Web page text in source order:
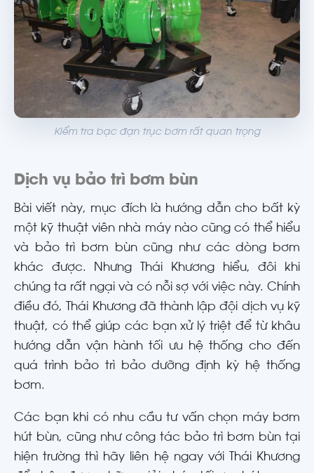
Kiểm tra bạc đạn trục bơm rất quan trọng
Dịch vụ bảo trì bơm bùn
Bài viết này, mục đích là hướng dẫn cho bất kỳ
một kỹ thuật viên nhà máy nào cũng có thể hiểu
và bảo trì bơm bùn cũng như các dòng bơm
khác được. Nhưng Thái Khương hiểu, đôi khi
chúng ta rất ngại và có nỗi sợ với việc này. Chính
điều đó, Thái Khương đã thành lập đội dịch vụ kỹ
thuật, có thể giúp các bạn xử lý triệt để từ khâu
hướng dẫn vận hành tối ưu hệ thống cho đến
quá trình bảo trì bảo dưỡng định kỳ hệ thống
bơm.
Các bạn khi có nhu cầu tư vấn chọn máy bơm
hút bùn, cũng như công tác bảo trì bơm bùn tại
hiện trường thì hãy liên hệ ngay với Thái Khương